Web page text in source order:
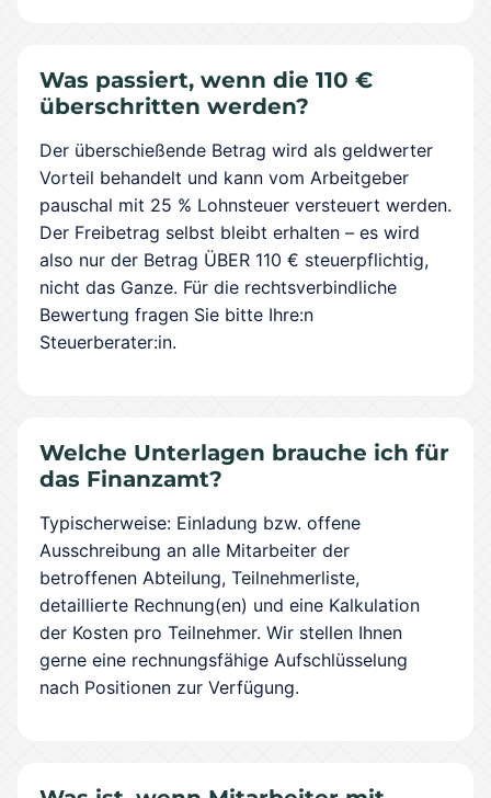
Was passiert, wenn die 110 €
überschritten werden?
Der überschießende Betrag wird als geldwerter
Vorteil behandelt und kann vom Arbeitgeber
pauschal mit 25 % Lohnsteuer versteuert werden.
Der Freibetrag selbst bleibt erhalten – es wird
also nur der Betrag ÜBER 110 € steuerpflichtig,
nicht das Ganze. Für die rechtsverbindliche
Bewertung fragen Sie bitte Ihre:n
Steuerberater:in.
Welche Unterlagen brauche ich für
das Finanzamt?
Typischerweise: Einladung bzw. offene
Ausschreibung an alle Mitarbeiter der
betroffenen Abteilung, Teilnehmerliste,
detaillierte Rechnung(en) und eine Kalkulation
der Kosten pro Teilnehmer. Wir stellen Ihnen
gerne eine rechnungsfähige Aufschlüsselung
nach Positionen zur Verfügung.